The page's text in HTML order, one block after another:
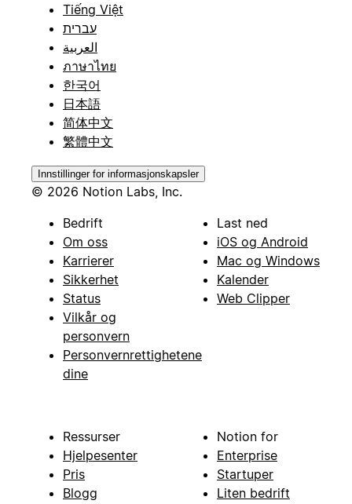
Tiếng Việt
עברית
العربية
ภาษาไทย
한국어
日本語
简体中文
繁體中文
Innstillinger for informasjonskapsler
© 2026 Notion Labs, Inc.
Bedrift
Om oss
Karrierer
Sikkerhet
Status
Vilkår og
personvern
Personvernrettighetene
dine
Last ned
iOS og Android
Mac og Windows
Kalender
Web Clipper
Ressurser
Hjelpesenter
Pris
Blogg
Notion for
Enterprise
Startuper
Liten bedrift